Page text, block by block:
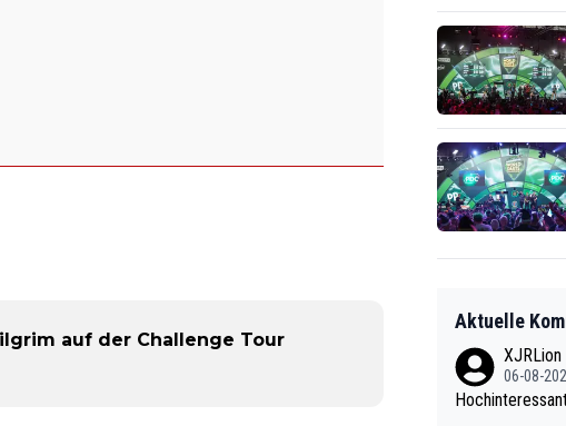
auf der Challenge Tour
Aktuelle
XJRLion
06-08-